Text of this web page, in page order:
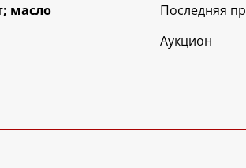
масло
Последняя
Аукцион